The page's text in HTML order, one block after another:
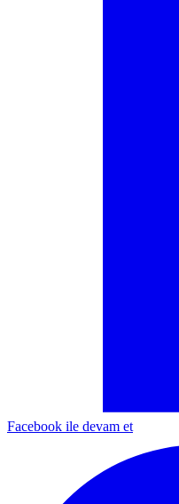
Facebook ile devam et